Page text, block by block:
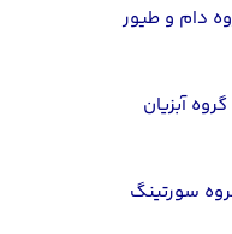
دام و طیور
آبزیان
سورتینگ